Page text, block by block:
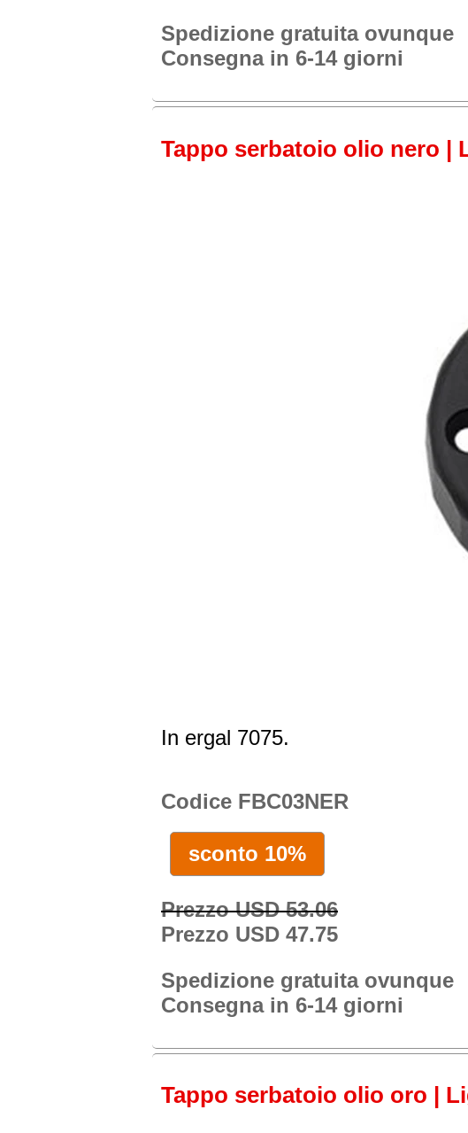
Spedizione gratuita ovunque
Consegna in 6-14 giorni
Tappo serbatoio olio nero |
In ergal 7075.
Codice FBC03NER
sconto 10%
Prezzo USD 53.06
Prezzo USD 47.75
Spedizione gratuita ovunque
Consegna in 6-14 giorni
Tappo serbatoio olio oro |